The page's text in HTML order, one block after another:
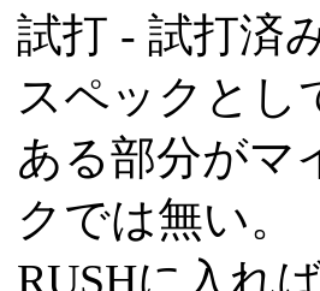
試打 - 試打済
スペックとし
ある部分がマ
クでは無い。
RUSHに入れ